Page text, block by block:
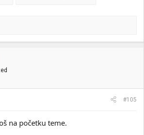
#105
na početku teme.